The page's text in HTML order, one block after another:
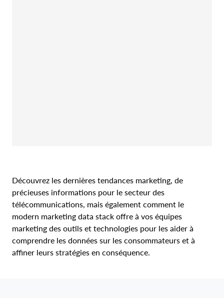
Découvrez les dernières tendances marketing, de
précieuses informations pour le secteur des
télécommunications, mais également comment le
modern marketing data stack offre à vos équipes
marketing des outils et technologies pour les aider à
comprendre les données sur les consommateurs et à
affiner leurs stratégies en conséquence.